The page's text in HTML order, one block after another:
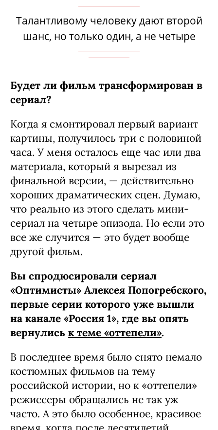
Талантливому человеку дают второй
шанс, но только один, а не четыре
Будет ли фильм трансформирован в
сериал?
Когда я смонтировал первый вариант
картины, получилось три с половиной
часа. У меня осталось еще час или два
материала, который я вырезал из
финальной версии, — действительно
хороших драматических сцен. Думаю,
что реально из этого сделать мини-
сериал на четыре эпизода. Но если это
все же случится — это будет вообще
другой фильм.